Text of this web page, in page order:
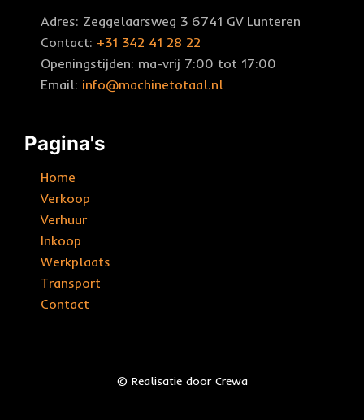
Adres: Zeggelaarsweg 3 6741 GV Lunteren
Contact: +31 342 41 28 22
Openingstijden: ma-vrij 7:00 tot 17:00
Email: info@machinetotaal.nl
Pagina's
Home
Verkoop
Verhuur
Inkoop
Werkplaats
Transport
Contact
© Realisatie door Crewa